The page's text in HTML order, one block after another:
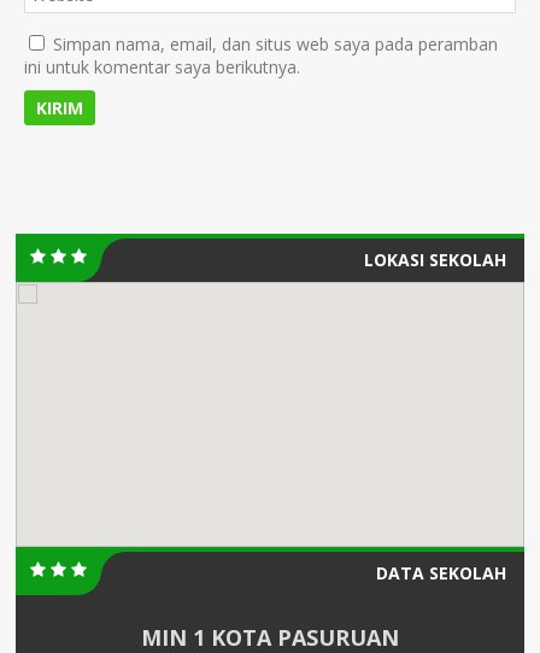
Simpan nama, email, dan situs web saya pada peramban
ini untuk komentar saya berikutnya.
LOKASI SEKOLAH
DATA SEKOLAH
MIN 1 KOTA PASURUAN